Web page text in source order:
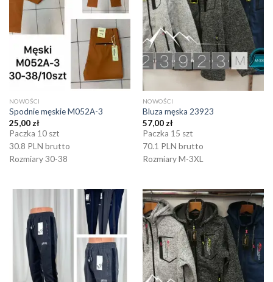
NOWOŚCI
Spodnie męskie M052A-3
25,00 zł
Paczka 10 szt
30.8 PLN brutto
Rozmiary 30-38
NOWOŚCI
Bluza męska 23923
57,00 zł
Paczka 15 szt
70.1 PLN brutto
Rozmiary M-3XL